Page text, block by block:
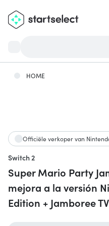
HOME
Officiële verkoper van
Switch 2
Super Mario Party
mejora a la versión
Edition + Jamboree